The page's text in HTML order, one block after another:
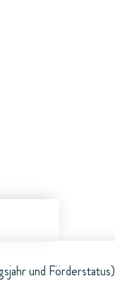
und Förderstatus)